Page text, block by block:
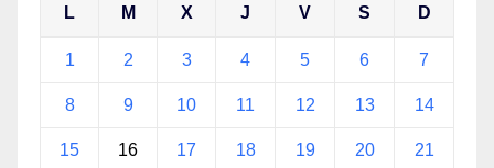
L M X J V S D
1 2 3 4 5 6 7
8 9 10 11 12 13 14
15 16 17 18 19 20 21